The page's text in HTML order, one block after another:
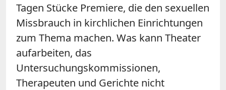
Tagen Stücke Premiere, die den sexuellen
Missbrauch in kirchlichen Einrichtungen
zum Thema machen. Was kann Theater
aufarbeiten, das
Untersuchungskommissionen,
Therapeuten und Gerichte nicht